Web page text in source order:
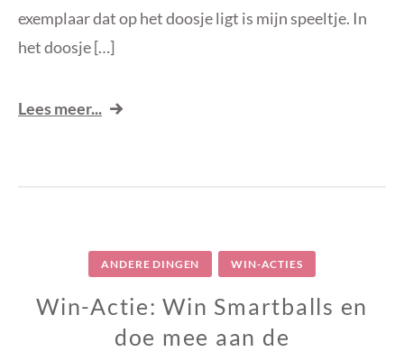
exemplaar dat op het doosje ligt is mijn speeltje. In
het doosje […]
Lees meer...
ANDERE DINGEN WIN-ACTIES
Win-Actie: Win Smartballs en
doe mee aan de